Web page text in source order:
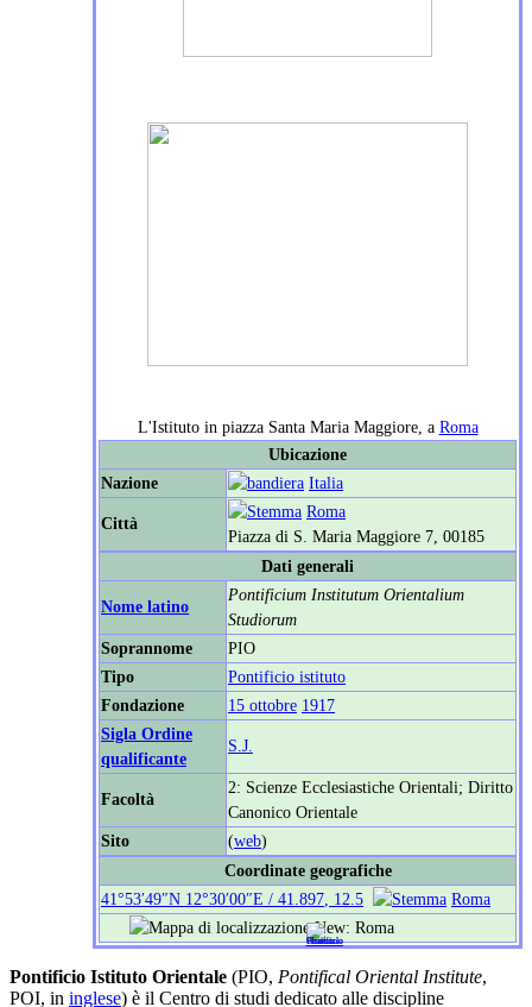
L'Istituto in piazza Santa Maria Maggiore, a Roma
Ubicazione
Nazione
Italia
Città
Roma
Piazza di S. Maria Maggiore 7, 00185
Dati generali
Nome latino
Pontificium Institutum Orientalium
Studiorum
Soprannome
PIO
Tipo
Pontificio istituto
Fondazione
15 ottobre 1917
Sigla Ordine
qualificante
S.J.
Facoltà
2: Scienze Ecclesiastiche Orientali; Diritto
Canonico Orientale
Sito
(web)
Coordinate geografiche
41°53′49″N 12°30′00″E / 41.897, 12.5 Roma
Pontificio Istituto Orientale (PIO, Pontifical Oriental Institute,
POI, in inglese) è il Centro di studi dedicato alle discipline